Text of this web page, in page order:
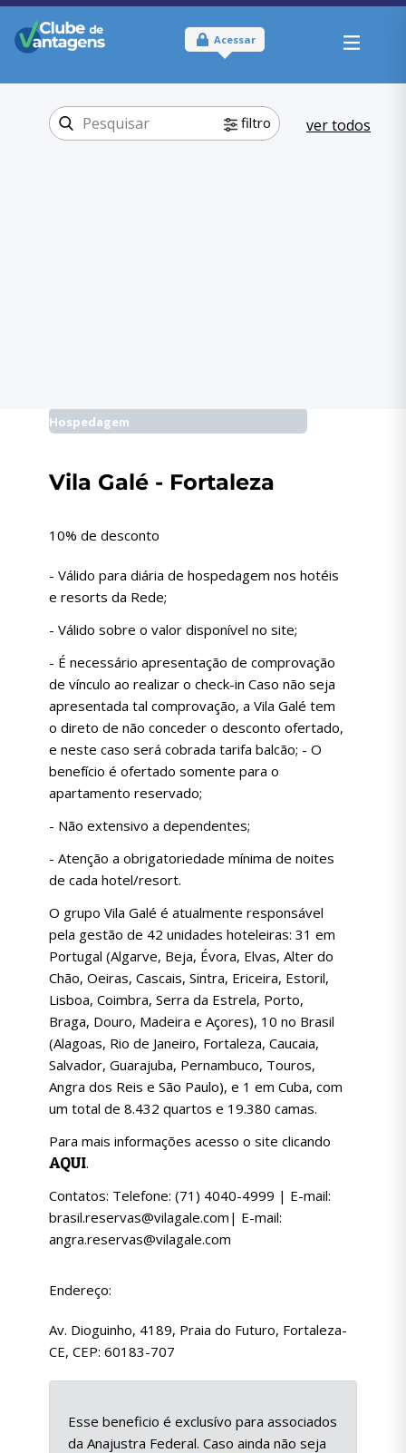
Acessar
filtro ver todos
Hospedagem
Vila Galé - Fortaleza
10% de desconto
- Válido para diária de hospedagem nos hotéis
e resorts da Rede;
- Válido sobre o valor disponível no site;
- É necessário apresentação de comprovação
de vínculo ao realizar o check-in Caso não seja
apresentada tal comprovação, a Vila Galé tem
o direto de não conceder o desconto ofertado,
e neste caso será cobrada tarifa balcão; - O
benefício é ofertado somente para o
apartamento reservado;
- Não extensivo a dependentes;
- Atenção a obrigatoriedade mínima de noites
de cada hotel/resort.
O grupo Vila Galé é atualmente responsável
pela gestão de 42 unidades hoteleiras: 31 em
Portugal (Algarve, Beja, Évora, Elvas, Alter do
Chão, Oeiras, Cascais, Sintra, Ericeira, Estoril,
Lisboa, Coimbra, Serra da Estrela, Porto,
Braga, Douro, Madeira e Açores), 10 no Brasil
(Alagoas, Rio de Janeiro, Fortaleza, Caucaia,
Salvador, Guarajuba, Pernambuco, Touros,
Angra dos Reis e São Paulo), e 1 em Cuba, com
um total de 8.432 quartos e 19.380 camas.
Para mais informações acesso o site clicando
AQUI.
Contatos: Telefone: (71) 4040-4999 | E-mail:
brasil.reservas@vilagale.com| E-mail:
angra.reservas@vilagale.com
Endereço:
Av. Dioguinho, 4189, Praia do Futuro, Fortaleza-
CE, CEP: 60183-707
Esse beneficio é exclusívo para associados
da Anajustra Federal. Caso ainda não seja